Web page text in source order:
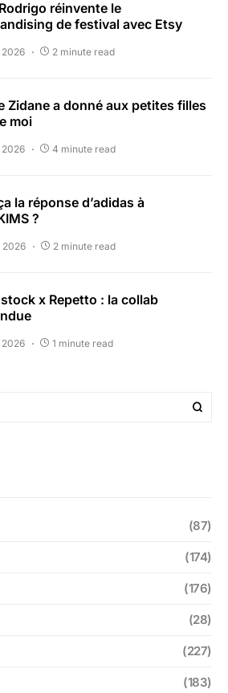
réinvente le
de festival avec Etsy
2026 2 minute read
Zidane a donné aux petites filles
moi
2026 4 minute read
la réponse d’adidas à
?
2026 2 minute read
x Repetto : la collab
2026 1 minute read
(87)
(174)
(176)
(28)
(227)
(183)